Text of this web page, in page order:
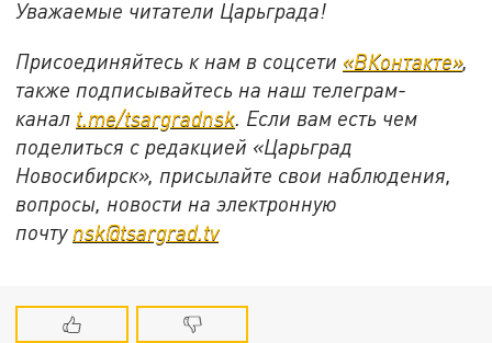
Уважаемые читатели Царьграда!
Присоединяйтесь к нам в соцсети «ВКонтакте»,
также подписывайтесь на наш телеграм-
канал t.me/tsargradnsk. Если вам есть чем
поделиться с редакцией «Царьград
Новосибирск», присылайте свои наблюдения,
вопросы, новости на электронную
почту nsk@tsargrad.tv